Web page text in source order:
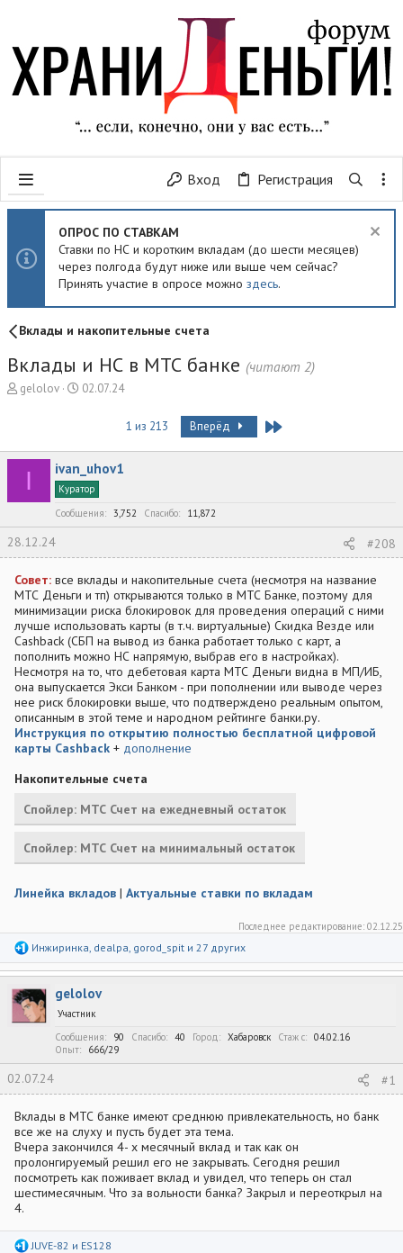
Вход Регистрация
ОПРОС ПО СТАВКАМ
Ставки по НС и коротким вкладам (до шести месяцев)
через полгода будут ниже или выше чем сейчас?
Принять участие в опросе можно здесь.
Вклады и накопительные счета
Вклады и НС в МТС банке (читают 2)
А
р
м
gelolov
Д
н
ч
а
л
02.07.24
1 из 213 Вперёд Last
I ivan_uhov1
Куратор
Сообщения
3,752 Спасибо 11,872
28.12.24 #208
Совет: все вклады и накопительные счета (несмотря на название
МТС Деньги и тп) открываются только в МТС Банке, поэтому для
минимизации риска блокировок для проведения операций с ними
лучше использовать карты (в т.ч. виртуальные) Скидка Везде или
Cashback (СБП на вывод из банка работает только с карт, а
пополнить можно НС напрямую, выбрав его в настройках).
Несмотря на то, что дебетовая карта МТС Деньги видна в МП/ИБ,
она выпускается Экси Банком - при пополнении или выводе через
нее риск блокировки выше, что подтверждено реальным опытом,
описанным в этой теме и народном рейтинге банки.ру.
Инструкция по открытию полностью бесплатной цифровой
карты Cashback + дополнение
Накопительные счета
Спойлер: МТС Счет на ежедневный остаток
Спойлер: МТС Счет на минимальный остаток
Линейка вкладов | Актуальные ставки по вкладам
Последнее редактирование: 02.12.25
Р
а
ц
и
и
Инжиринка dealpa gorod_spit и 27 других
gelolov
Участник
Сообщения
90 Спасибо 40 Город Хабаровск Стаж c
04.02.16
Опыт
666/29
02.07.24 #1
Вклады в МТС банке имеют среднюю привлекательность, но банк
все же на слуху и пусть будет эта тема.
Вчера закончился 4- х месячный вклад и так как он
пролонгируемый решил его не закрывать. Сегодня решил
посмотреть как поживает вклад и увидел, что теперь он стал
шестимесячным. Что за вольности банка? Закрыл и переоткрыл на
4.
РJUVE-82 и ES128